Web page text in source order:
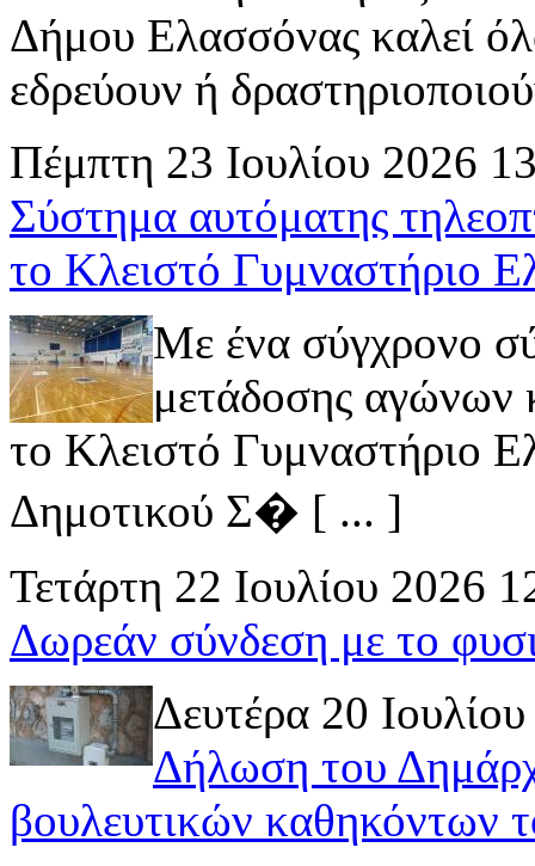
Δήμου Ελασσόνας καλεί
εδρεύουν ή
Πέμπτη 23 Ιουλίου 2026
Σύστημα αυτόματης
το Κλειστό Γυμναστήριο
Με ένα σύγχρονο
μετάδοσης αγώνων
το Κλειστό Γυμναστήριο
Δημοτικού Σ� [ ... ]
Τετάρτη 22 Ιουλίου 2026
Δωρεάν σύνδεση με το
Δευτέρα 20
Δήλωση του
βουλευτικών καθηκόντων